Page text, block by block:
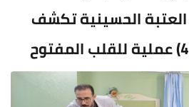
العتبة الحسينية تكشف